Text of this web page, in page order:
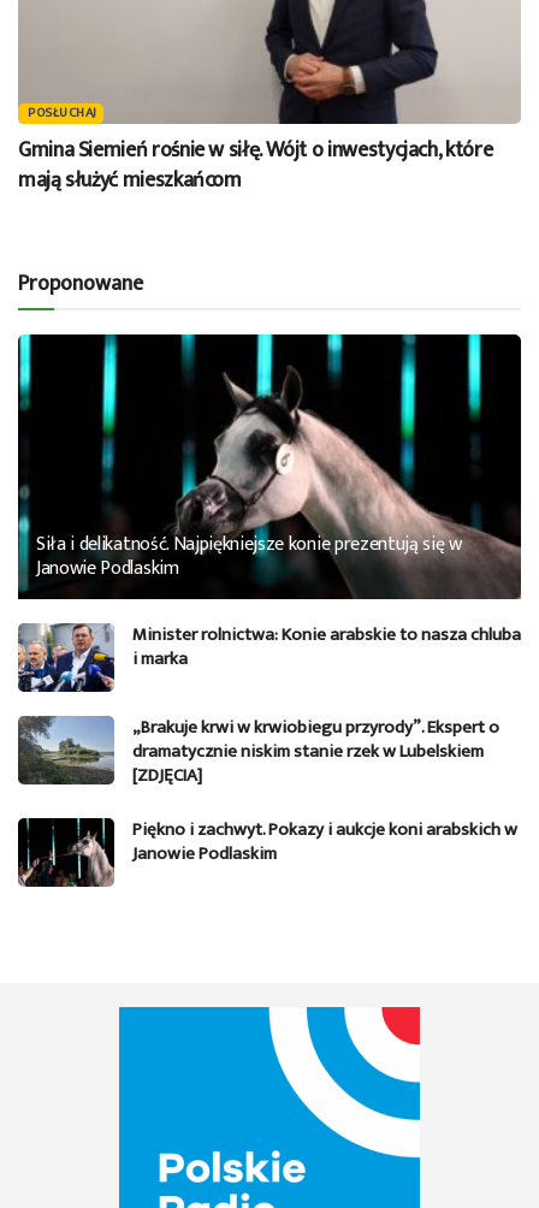
POSŁUCHAJ
Gmina Siemień rośnie w siłę. Wójt o inwestycjach, które
mają służyć mieszkańcom
Proponowane
Siła i delikatność. Najpiękniejsze konie prezentują się w
Janowie Podlaskim
Minister rolnictwa: Konie arabskie to nasza chluba
i marka
„Brakuje krwi w krwiobiegu przyrody”. Ekspert o
dramatycznie niskim stanie rzek w Lubelskiem
[ZDJĘCIA]
Piękno i zachwyt. Pokazy i aukcje koni arabskich w
Janowie Podlaskim